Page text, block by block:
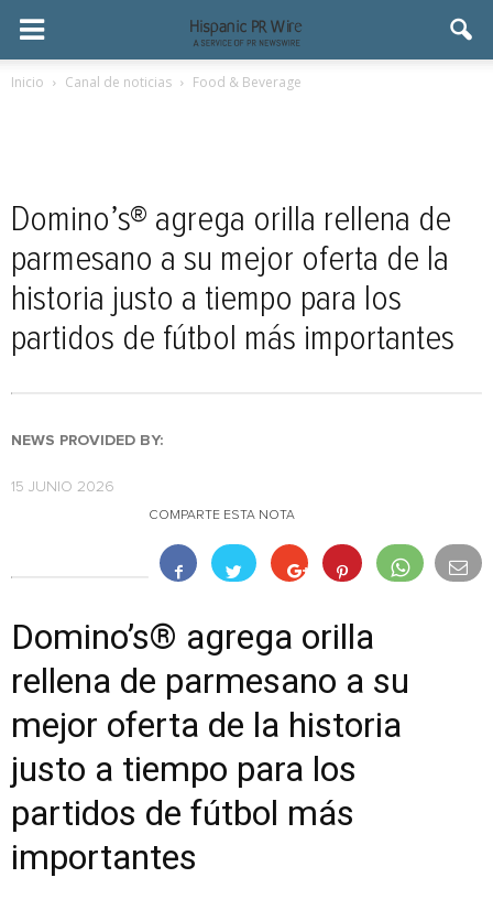
Inicio Canal de noticias Food & Beverage
Domino’s® agrega orilla rellena de
parmesano a su mejor oferta de la
historia justo a tiempo para los
partidos de fútbol más importantes
NEWS PROVIDED BY:
15 JUNIO 2026
COMPARTE ESTA NOTA
Domino’s® agrega orilla
rellena de parmesano a su
mejor oferta de la historia
justo a tiempo para los
partidos de fútbol más
importantes